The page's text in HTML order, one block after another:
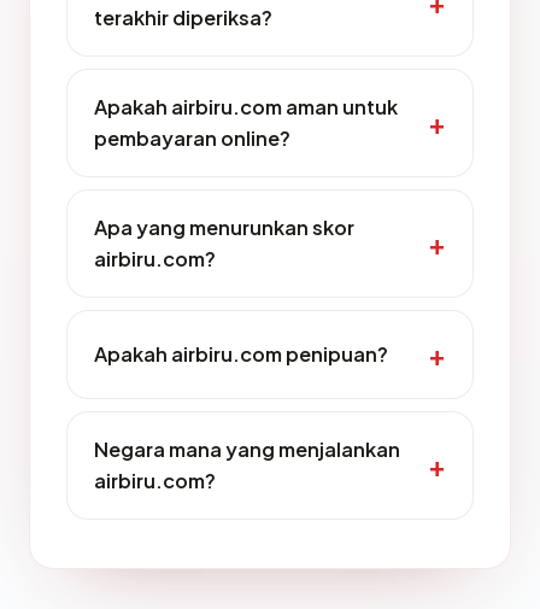
terakhir diperiksa?
Apakah airbiru.com aman untuk
pembayaran online?
Apa yang menurunkan skor
airbiru.com?
Apakah airbiru.com penipuan?
Negara mana yang menjalankan
airbiru.com?